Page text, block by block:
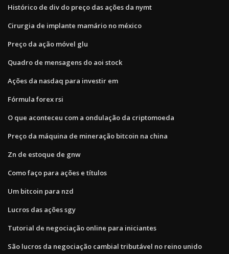
Histórico de div do preço das ações da nymt
Cirurgia de implante mamário no méxico
Preço da ação móvel glu
Quadro de mensagens do aoi stock
Ações da nasdaq para investir em
Fórmula forex rsi
O que aconteceu com a ondulação da criptomoeda
Preço da máquina de mineração bitcoin na china
Zn de estoque de gnw
Como faço para ações e títulos
Um bitcoin para nzd
Lucros das ações sgy
Tutorial de negociação online para iniciantes
São lucros da negociação cambial tributável no reino unido